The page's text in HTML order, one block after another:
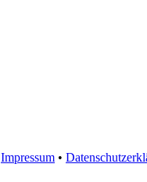
Impressum •